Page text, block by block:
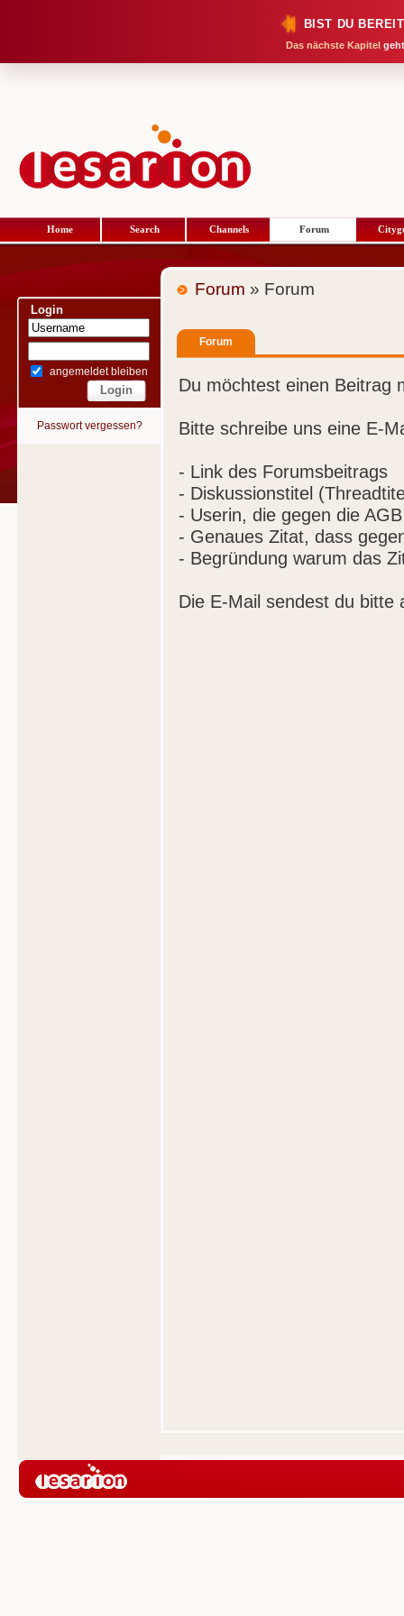
BIST DU
Das nächste Kapitel
Home Search Channels Forum
Login
angemeldet bleiben
Passwort vergessen?
Forum » Forum
Forum
Du möchtest einen Beitrag
Bitte schreibe uns eine E-
- Link des Forumsbeitrags
- Diskussionstitel
- Userin, die gegen die
- Genaues Zitat, dass
- Begründung warum das
Die E-Mail sendest du bitte